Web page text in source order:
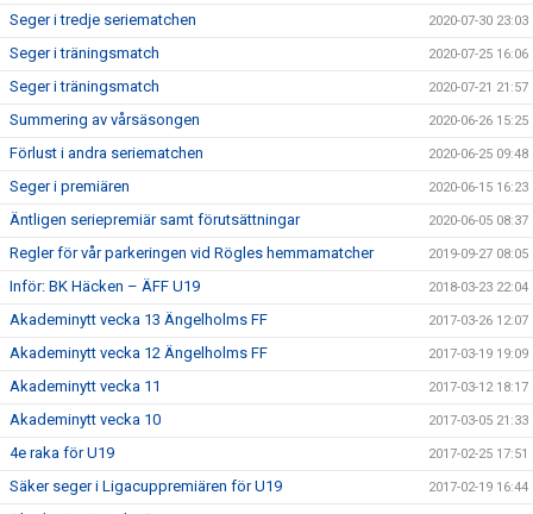
Seger i tredje seriematchen 2020-07-30 23:03
Seger i träningsmatch 2020-07-25 16:06
Seger i träningsmatch 2020-07-21 21:57
Summering av vårsäsongen 2020-06-26 15:25
Förlust i andra seriematchen 2020-06-25 09:48
Seger i premiären 2020-06-15 16:23
Äntligen seriepremiär samt förutsättningar 2020-06-05 08:37
Regler för vår parkeringen vid Rögles hemmamatcher 2019-09-27 08:05
Inför: BK Häcken – ÄFF U19 2018-03-23 22:04
Akademinytt vecka 13 Ängelholms FF 2017-03-26 12:07
Akademinytt vecka 12 Ängelholms FF 2017-03-19 19:09
Akademinytt vecka 11 2017-03-12 18:17
Akademinytt vecka 10 2017-03-05 21:33
4e raka för U19 2017-02-25 17:51
Säker seger i Ligacuppremiären för U19 2017-02-19 16:44